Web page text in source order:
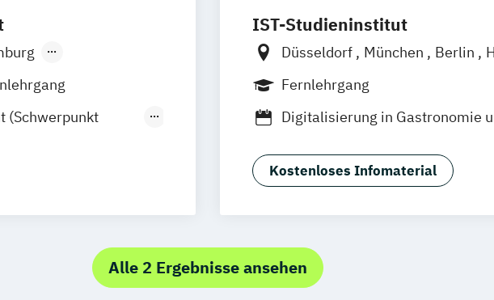
(Schwerpunkt
Management
(dual)
Hotel Consulting
IST-Studieninstitut
Düsseldorf München Berlin
Fernlehrgang
Digitalisierung in Gastronomie
Front Office Management
Geprüfte:r Küchenmeister:in
Human Ressources in der
Nachhaltigkeit in der Hotellerie
Kostenloses Infomaterial
Alle 2 Ergebnisse ansehen